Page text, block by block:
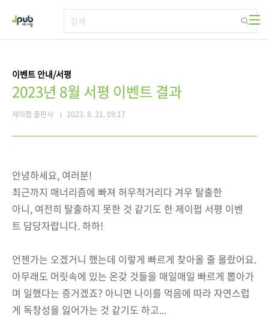
이벤트 안내/서평
2023년 8월 서평 이벤트 결과
제이펍 출판사 2023. 8. 31. 09:17
안녕하세요, 여러분!
최근까지 매너리즘에 빠져 허우적거리다 겨우 탈출한
아니, 여전히 탈출하지 못한 것 같기도 한 제이펍 서평 이벤
트 담당자랍니다. 하하!
언젠가는 오겠거니 했는데 이렇게 빠르게 찾아올 줄 몰랐어요.
아무래도 머릿속에 있는 온갖 것들을 매일매일 빠르게 뽑아가
며 일했다는 증거겠죠? 아니면 나이를 먹음에 따라 자연스럽
게 독창성을 잃어가는 것 같기도 하고...